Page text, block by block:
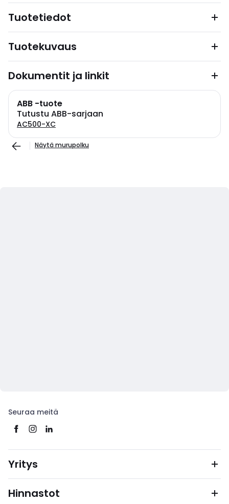
Tuotetiedot
Tuotekuvaus
Dokumentit ja linkit
ABB -tuote
Tutustu ABB-sarjaan
AC500-XC
Näytä murupolku
Seuraa meitä
Yritys
Hinnastot